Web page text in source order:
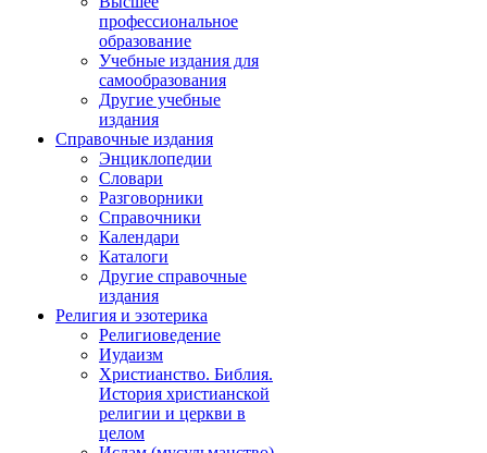
профессиональное
образование
Учебные издания для
самообразования
Другие учебные
издания
Справочные издания
Энциклопедии
Словари
Разговорники
Справочники
Календари
Каталоги
Другие справочные
издания
Религия и эзотерика
Религиоведение
Иудаизм
Христианство. Библия.
История христианской
религии и церкви в
целом